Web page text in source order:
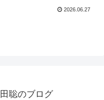
2026.06.27
聡のブログ